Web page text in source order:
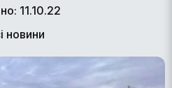
11.10.22
новини